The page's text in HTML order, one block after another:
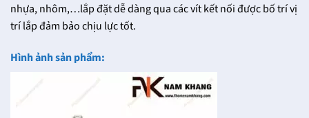
nhựa, nhôm,…lắp đặt dễ dàng qua các vít kết nối được bố trí vị
trí lắp đảm bảo chịu lực tốt.
Hình ảnh sản phẩm: